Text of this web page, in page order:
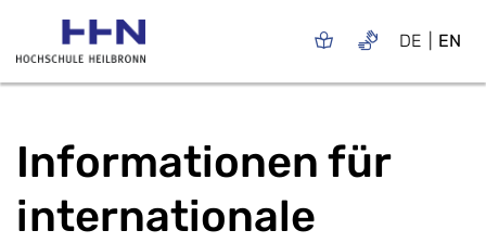
DE EN
Informationen für
internationale